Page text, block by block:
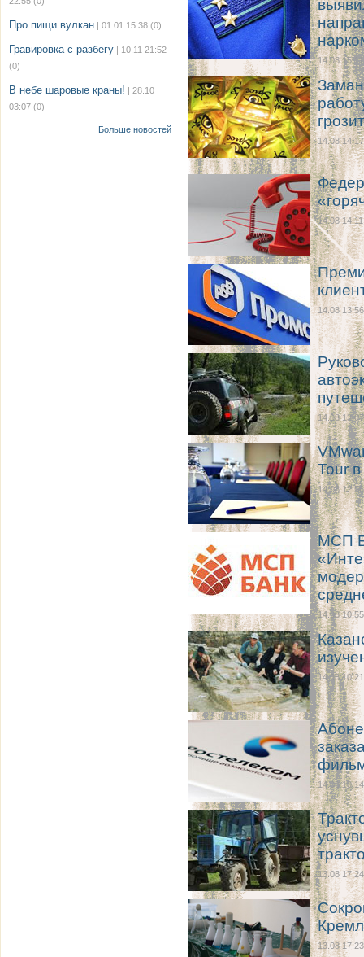
Про пищи вулкан | 01.01 15:38 (0)
Гравировка с разбегу | 10.11 21:52
(0)
В небе шаровые краны! | 28.10
03:07 (0)
Больше новостей
14.08 15:11
14.08 14:17
14.08 14:11
14.08 13:56
14.08 13:07
Tour
14.08 12:56
МСП
14.08 10:55
14.08 10:21
14.08 10:14
13.08 17:24
13.08 17:23